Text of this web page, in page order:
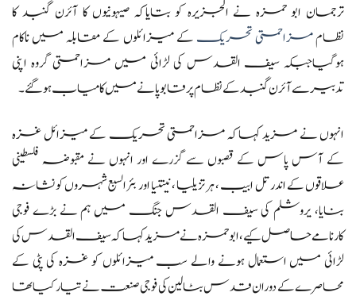
ترجمان ابو حمزہ نے الجزیرہ کو بتایاکہ صیہونیوں کا آئرن گنبد کا
نظاممزاحمتی تحریککے میزائلوں کے مقابلہ میں ناکام
ہوگیاجبکہ سیف القدس کی لڑائی میں مزاحمتی گروہ اپنی
تدبیر سے آئرن گنبد کے نظام پر قابو پانے میں کامیاب ہوگئے۔
انہوں نے مزید کہاکہ مزاحمتی تحریک کے میزائل غزہ
کے آس پاس کے قصبوں سے گزرے اور انہوں نے مقبوضہ فلسطینی
علاقوں کے اندر تل ابیب ، ہرتزیلیا ، نیتنیا اور بئرالسبع شہروں کو نشانہ
بنایا، یروشلم کی سیف القدس جنگ میں ہم نے بڑے فوجی
کارنامے حاصل کیے، ابو حمزہ نے مزید کہاکہ سیف القدس کی
لڑائی میں استعمال ہونے والے سب میزائلوں کو غزہ کی پٹی کے
محاصرے کے دوران قدس بٹالین کی فوجی صنعت نے تیار کیا تھا